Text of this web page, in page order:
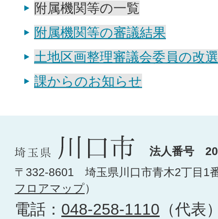
附属機関等の一覧
附属機関等の審議結果
土地区画整理審議会委員の改
課からのお知らせ
法人番号
〒332-8601 埼玉県川口市青木2丁目1
フロアマップ）
電話： 048-258-1110 （代表